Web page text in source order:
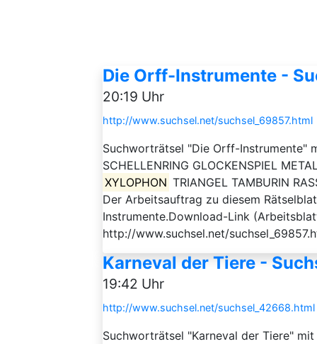
Die Orff-Instrumente -
20:19 Uhr
http://www.suchsel.net/suchsel_69857.html
Suchworträtsel "Die Orff-Instrumente"
SCHELLENRING GLOCKENSPIEL
XYLOPHON TRIANGEL TAMBURIN
Der Arbeitsauftrag zu diesem
Instrumente.Download-Link
http://www.suchsel.net/
Karneval der Tiere -
19:42 Uhr
http://www.suchsel.net/suchsel_42668.html
Suchworträtsel "Karneval der Tiere"